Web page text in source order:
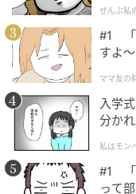
ぜんぶ私
#1 「
すよ
ママ友の
入学
分か
私はモン
#1 「
って